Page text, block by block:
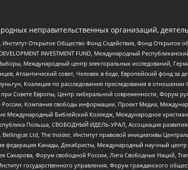
неправительственных организаций,
Открытое Общество Фонд Содействия, Фонд
INVESTMENT FUND, Международный
Международный центр электоральных исследований,
Атлантический совет, Человек в беде, Европейский фонд
Коалиция по расследованию преследования в
Совете Европы, Центр либеральной современности, Форум
Компания свободы информации, Проект Медиа,
Международный Библейский Колледж, Международное
Польша, СВОБОДНЫЙ ИДЕЛЬ-УРАЛ, Ассоциация
Ltd, The Insider, Институт правовой инициативы
федерация Канады, Декабристы, Международный научный
Сахарова, Форум свободной России, Лига Свободных Наций,
государственного управления, Форум гражданского